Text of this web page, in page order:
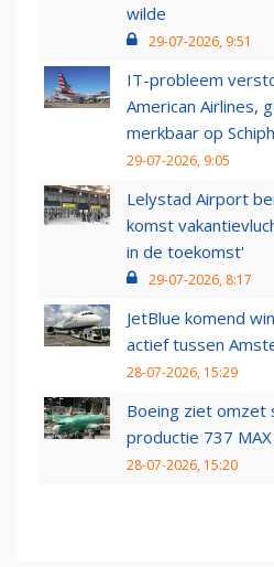
wilde
29-07-2026, 9:51
IT-probleem
American Airlines,
merkbaar op
29-07-2026, 9:05
Lelystad Airport
komst
in de toekomst'
29-07-2026, 8:17
JetBlue komend
actief tussen
28-07-2026, 15:29
Boeing ziet omzet
productie 737
28-07-2026, 15:20